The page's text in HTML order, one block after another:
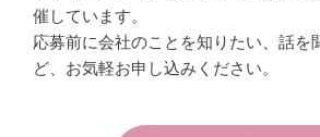
催しています。
応募前に会社のことを知りたい、話を
ど、お気軽お申し込みください。